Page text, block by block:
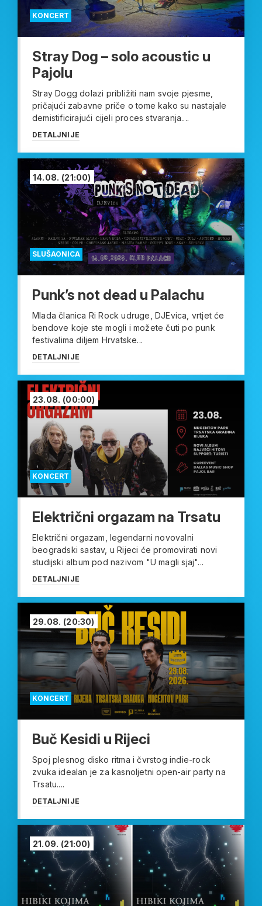
KONCERT
Stray Dog – solo acoustic u
Pajolu
Stray Dogg dolazi približiti nam svoje pjesme,
pričajući zabavne priče o tome kako su nastajale
demistificirajući cijeli proces stvaranja....
DETALJNIJE
SLUŠAONICA
14.08. (21:00)
Punk’s not dead u Palachu
Mlada članica Ri Rock udruge, DJEvica, vrtjet će
bendove koje ste mogli i možete čuti po punk
festivalima diljem Hrvatske...
DETALJNIJE
KONCERT
23.08. (00:00)
Električni orgazam na Trsatu
Električni orgazam, legendarni novovalni
beogradski sastav, u Rijeci će promovirati novi
studijski album pod nazivom "U magli sjaj"...
DETALJNIJE
KONCERT
29.08. (20:30)
Buč Kesidi u Rijeci
Spoj plesnog disko ritma i čvrstog indie-rock
zvuka idealan je za kasnoljetni open-air party na
Trsatu....
DETALJNIJE
21.09. (21:00)